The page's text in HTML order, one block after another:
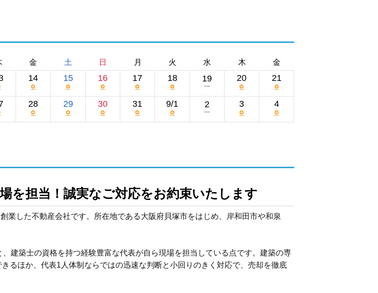
金 土 日 月 火 水 木 金
14
○
15
○
16
○
17
○
18
○
19
ー
20
○
21
○
28
○
29
○
30
○
31
○
9/1
○
2
ー
3
○
4
○
を担当！誠実なご対応をお約束いたします
業した不動産会社です。所在地である大阪府貝塚市をはじめ、岸和田市や和泉
建築士の資格を持つ経験豊富な代表が自ら現場を担当している点です。建築の専
るほか、代表1人体制ならではの迅速な判断と小回りのきく対応で、売却を徹底